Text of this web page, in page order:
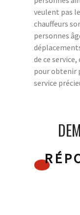
veulent pas
chauffeurs
personnes
de ce
pour obtenir
service